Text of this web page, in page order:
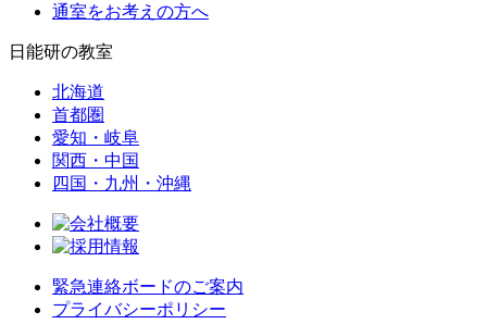
通室をお考えの方へ
日能研の教室
北海道
首都圏
愛知・岐阜
関西・中国
四国・九州・沖縄
緊急連絡ボードのご案内
プライバシーポリシー